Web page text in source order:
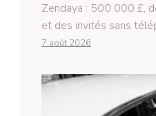
Zendaya : 500 000 £,
et des invités sans
7 août 2026